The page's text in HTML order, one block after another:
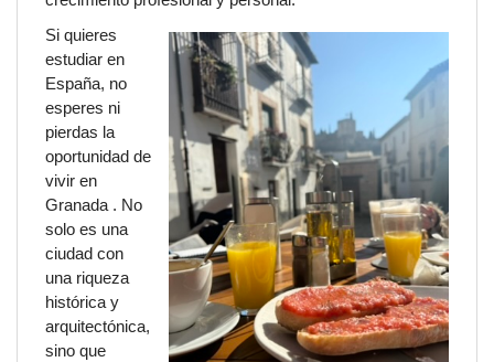
Si quieres
estudiar en
España, no
esperes ni
pierdas la
oportunidad de
vivir en
Granada . No
solo es una
ciudad con
una riqueza
histórica y
arquitectónica,
sino que